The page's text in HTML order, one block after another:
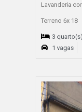
Lavanderia
Terreno 6x 18
3 quarto(s)
1 vagas